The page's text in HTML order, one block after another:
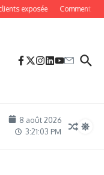
exposée Comment
8 août 2026
3:21:04 PM